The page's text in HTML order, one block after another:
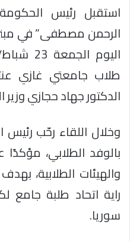
استقبل رئيس
الرحمن مصطفى” في
اليوم
طلاب جامعتي غازي
الدكتور جهاد حجازي وزير
وخلال اللقاء رحّب
بالوفد الطلابي،
والهيئات الطلابية،
راية اتحاد طلبة
سوريا.